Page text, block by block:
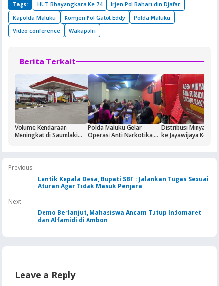
Tags: HUT Bhayangkara Ke 74
Irjen Pol Baharudin Djafar
Kapolda Maluku
Komjen Pol Gatot Eddy
Polda Maluku
Video conference
Wakapolri
Berita Terkait
Volume Kendaraan
Meningkat di Saumlaki
Jaga Keandalan Suplai
BBM
Polda Maluku Gelar
Operasi Anti Narkotika,
Distribusi Minyak
ke Jayawijaya
Previous:
Lantik Kepala Desa, Bupati SBT : Jalankan Tugas Sesuai
Aturan Agar Tidak Masuk Penjara
Next:
Demo Berlanjut, Mahasiswa Ancam Tutup Indomaret
dan Alfamidi di Ambon
Leave a Reply